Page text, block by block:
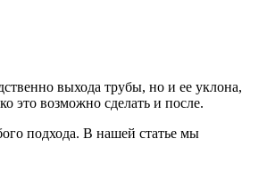
выхода трубы, но и ее уклона,
это возможно сделать и после.
подхода. В нашей статье мы